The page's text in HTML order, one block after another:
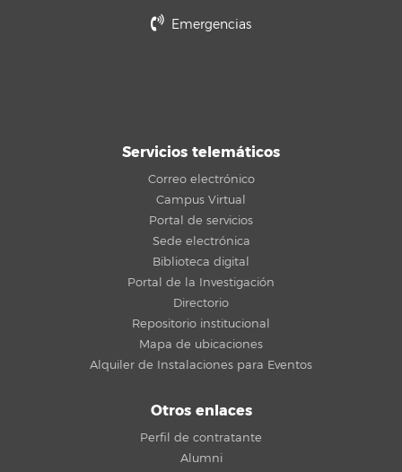
Emergencias
Servicios telemáticos
Correo electrónico
Campus Virtual
Portal de servicios
Sede electrónica
Biblioteca digital
Portal de la Investigación
Directorio
Repositorio institucional
Mapa de ubicaciones
Alquiler de Instalaciones para Eventos
Otros enlaces
Perfil de contratante
Alumni